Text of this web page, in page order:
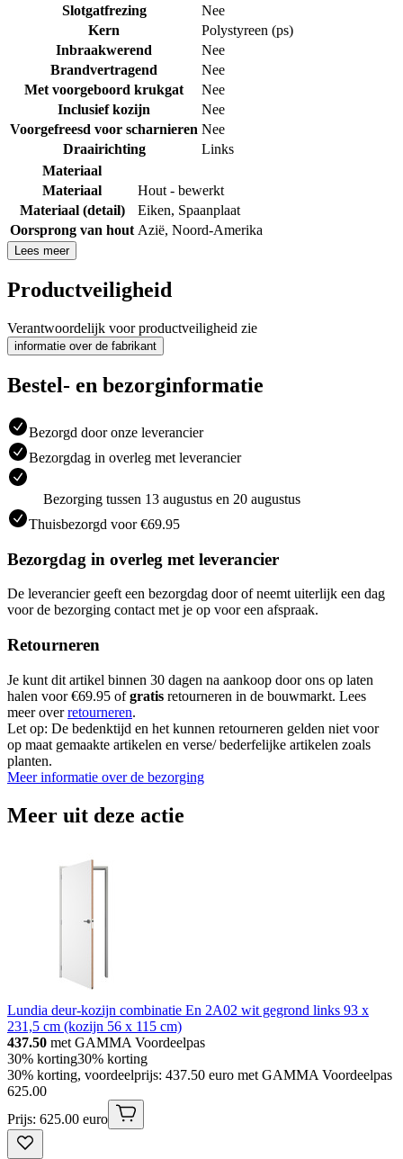
Slotgatfrezing
Nee
Kern
Polystyreen (ps)
Inbraakwerend
Nee
Brandvertragend
Nee
Met voorgeboord krukgat
Nee
Inclusief kozijn
Nee
Voorgefreesd voor scharnieren Nee
Draairichting
Links
Materiaal
Materiaal
Hout - bewerkt
Materiaal (detail)
Eiken, Spaanplaat
Oorsprong van hout Azië, Noord-Amerika
Lees meer
Productveiligheid
Verantwoordelijk voor productveiligheid zie
informatie over de fabrikant
Bestel- en bezorginformatie
Bezorgd door onze leverancier
Bezorgdag in overleg met leverancier
Bezorging tussen 13 augustus en 20 augustus
Thuisbezorgd voor €69.95
Bezorgdag in overleg met leverancier
De leverancier geeft een bezorgdag door of neemt uiterlijk een dag
voor de bezorging contact met je op voor een afspraak.
Retourneren
Je kunt dit artikel binnen 30 dagen na aankoop door ons op laten
halen voor €69.95 ofgratis retourneren in de bouwmarkt. Lees
meer overretourneren.
Let op: De bedenktijd en het kunnen retourneren gelden niet voor
op maat gemaakte artikelen en verse/ bederfelijke artikelen zoals
planten.
Meer informatie over de bezorging
Meer uit deze actie
Lundia deur-kozijn combinatie En 2A02 wit gegrond links 93 x
231,5 cm (kozijn 56 x 115 cm)
437.50 met GAMMA Voordeelpas
30% korting30% korting
30% korting, voordeelprijs: 437.50 euro met GAMMA Voordeelpas
625.00
Prijs: 625.00 euro